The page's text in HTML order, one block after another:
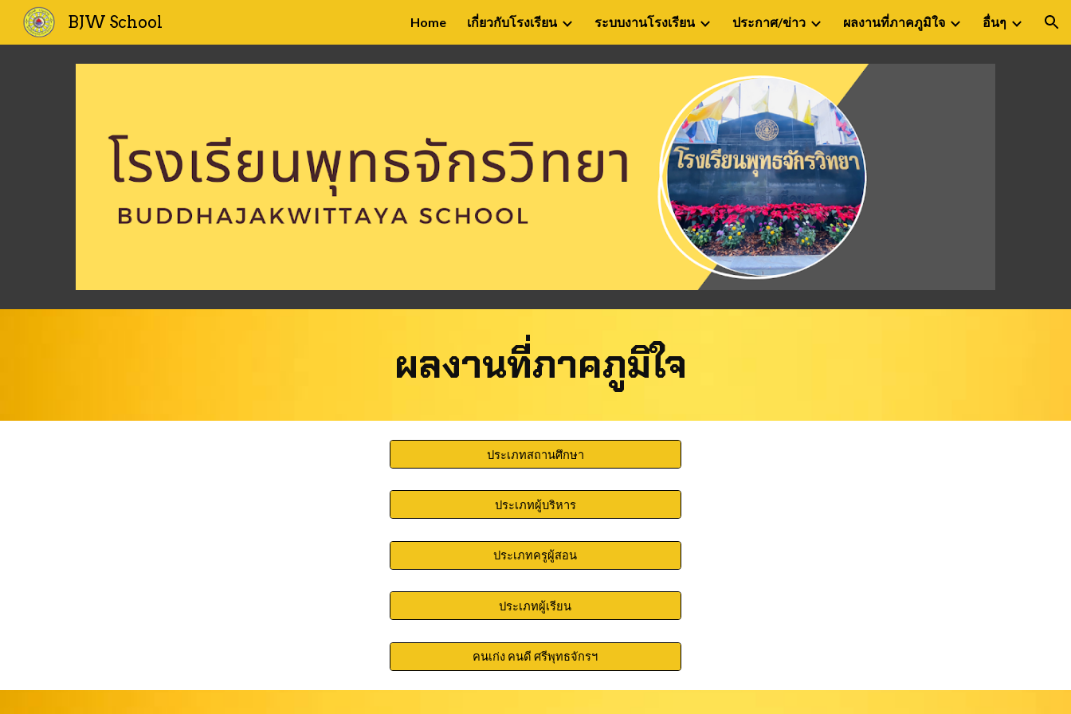
Skip to main content Skip to navigation
BJW School Home เกี่ยวกับโรงเรียน ระบบงานโรงเรียน ประกาศ/ข่าว ผลงานที่ภาคภูมิใจ อื่นๆ
ผลงานที่ภาคภูมิใจ
ประเภทสถานศึกษา
ประเภทผู้บริหาร
ประเภทครูผู้สอน
ประเภทผู้เรียน
คนเก่ง คนดี ศรีพุทธจักรฯ